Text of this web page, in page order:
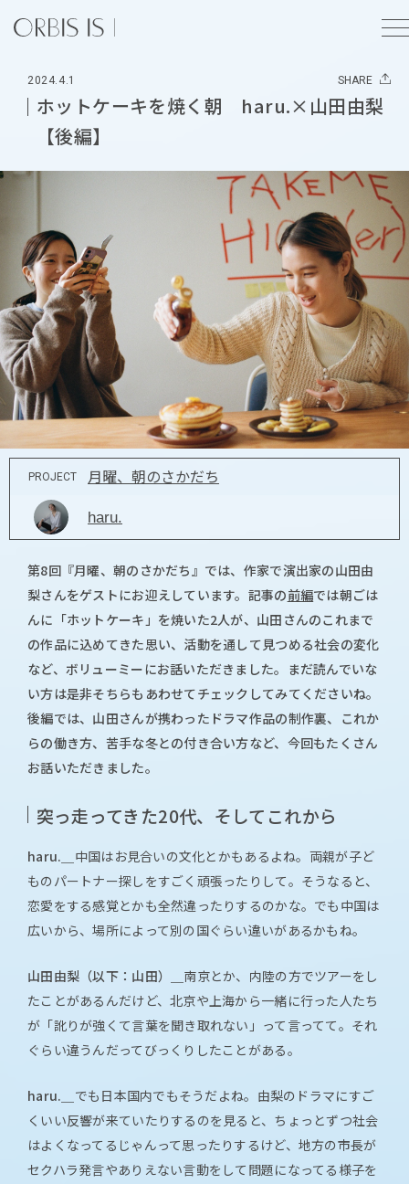
2024.4.1 SHARE
ホットケーキを焼く朝 haru.×山田由梨
【後編】
PROJECT 月曜、朝のさかだち
haru.
第8回『月曜、朝のさかだち』では、作家で演出家の山田由
梨さんをゲストにお迎えしています。記事の前編では朝ごは
んに「ホットケーキ」を焼いた2人が、山田さんのこれまで
の作品に込めてきた思い、活動を通して見つめる社会の変化
など、ボリューミーにお話いただきました。まだ読んでいな
い方は是非そちらもあわせてチェックしてみてくださいね。
後編では、山田さんが携わったドラマ作品の制作裏、これか
らの働き方、苦手な冬との付き合い方など、今回もたくさん
お話いただきました。
突っ走ってきた20代、そしてこれから
haru.＿ 中国はお見合いの文化とかもあるよね。両親が子ど
ものパートナー探しをすごく頑張ったりして。そうなると、
恋愛をする感覚とかも全然違ったりするのかな。でも中国は
広いから、場所によって別の国ぐらい違いがあるかもね。
山田由梨（以下：山田）＿ 南京とか、内陸の方でツアーをし
たことがあるんだけど、北京や上海から一緒に行った人たち
が「訛りが強くて言葉を聞き取れない」って言ってて。それ
ぐらい違うんだってびっくりしたことがある。
haru.＿ でも日本国内でもそうだよね。由梨のドラマにすご
くいい反響が来ていたりするのを見ると、ちょっとずつ社会
はよくなってるじゃんって思ったりするけど、地方の市長が
セクハラ発言やありえない言動をして問題になってる様子を